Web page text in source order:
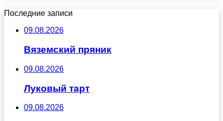
Последние записи
09.08.2026
Вяземский пряник
09.08.2026
Луковый тарт
09.08.2026